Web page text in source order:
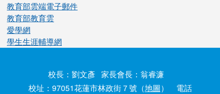
教育部雲端電子郵件
教育部教育雲
愛學網
學生生涯輔導網
校長：劉文彥 家長會長：翁睿濂
校址：97051花蓮市林政街７號（地圖） 電話